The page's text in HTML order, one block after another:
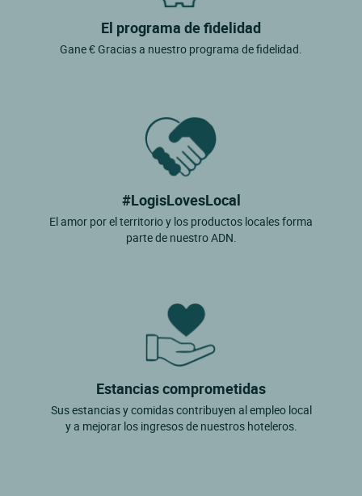
El programa de fidelidad
Gane € Gracias a nuestro programa de fidelidad.
#LogisLovesLocal
El amor por el territorio y los productos locales forma
parte de nuestro ADN.
Estancias comprometidas
Sus estancias y comidas contribuyen al empleo local
y a mejorar los ingresos de nuestros hoteleros.